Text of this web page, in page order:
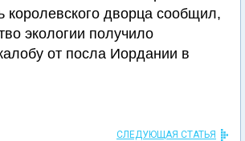
королевского дворца сообщил,
экологии получило
от посла Иордании в
СЛЕДУЮЩАЯ СТАТЬЯ